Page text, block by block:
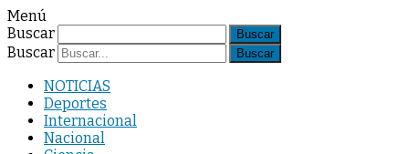
Menú
Buscar
Buscar
NOTICIAS
Deportes
Internacional
Nacional